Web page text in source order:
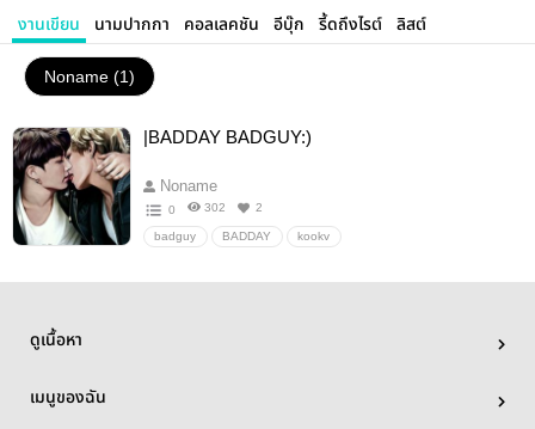
งานเขียน นามปากกา คอลเลคชัน อีบุ๊ก รี้ดถึงไรต์ ลิสต์
Noname (1)
|BADDAY BADGUY:)
Noname
0 302 2
badguy BADDAY kookv
ดูเนื้อหา
เมนูของฉัน